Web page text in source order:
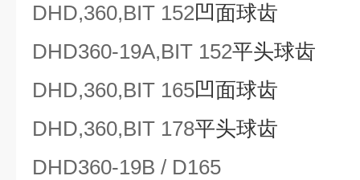
DHD,360,BIT 152凹面球齿
DHD360-19A,BIT 152平头球齿
DHD,360,BIT 165凹面球齿
DHD,360,BIT 178平头球齿
DHD360-19B / D165